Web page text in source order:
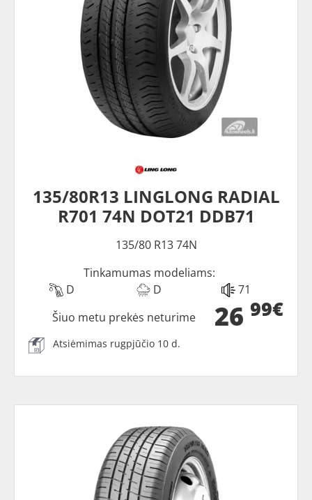
135/80R13 LINGLONG RADIAL
R701 74N DOT21 DDB71
135/80 R13 74N
Tinkamumas modeliams:
D
D 71
26 99€
Šiuo metu prekės neturime
Atsiėmimas rugpjūčio 10 d.